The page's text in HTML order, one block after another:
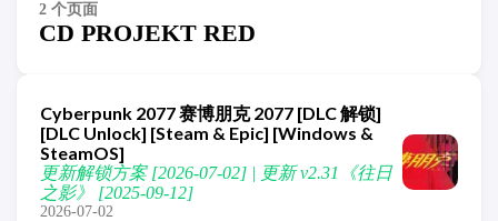
2 个页面
CD PROJEKT RED
Cyberpunk 2077 赛博朋克 2077 [DLC 解锁]
[DLC Unlock] [Steam & Epic] [Windows &
SteamOS]
更新解锁方案 [2026-07-02] | 更新 v2.31《往日
之影》 [2025-09-12]
2026-07-02